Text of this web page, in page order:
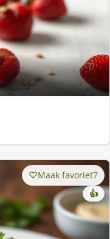
Maak favoriet7
👍